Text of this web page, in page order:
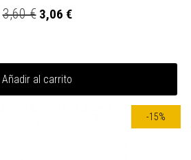
3,60 € 3,06 €
Añadir al carrito
-15%